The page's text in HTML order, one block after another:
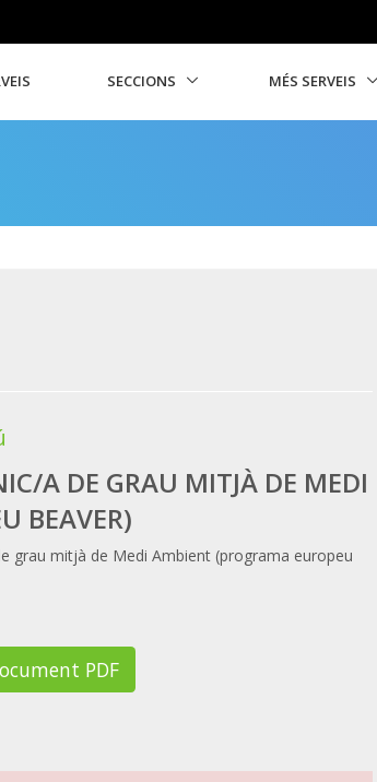
SECCIONS MÉS SERVEIS
A DE GRAU MITJÀ DE MEDI
BEAVER)
grau mitjà de Medi Ambient (programa europeu
PDF